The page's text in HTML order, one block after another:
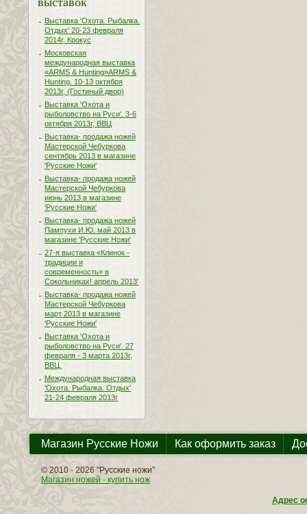
Выставка 'Охота. Рыбалка.
Отдых' 20-23 февраля
2014г, Крокус
Московская
международная выставка
«ARMS & Hunting»ARMS &
Hunting. 10-13 октября
2013г, (Гостиный двор)
Выставка 'Охота и
рыболовство на Руси'. 3-6
октября 2013г, ВВЦ
Выставка- продажа ножей
Мастерской Чебуркова
сентябрь 2013 в магазине
'Русские Ножи'
Выставка- продажа ножей
Мастерской Чебуркова
июнь 2013 в магазине
'Русские Ножи'
Выставка- продажа ножей
Пампухи И.Ю. май 2013 в
магазине 'Русские Ножи'
27-я выставка «Клинок -
традиции и
современность» в
Сокольниках! апрель 2013'
Выставка- продажа ножей
Мастерской Чебуркова
март 2013 в магазине
'Русские Ножи'
Выставка 'Охота и
рыболовство на Руси'. 27
февраля - 3 марта 2013г,
ВВЦ.
Международная выставка
'Охота. Рыбалка. Отдых'
21-24 февраля 2013г
Магазин Русские Ножи Как оформить заказ
© 2010 - 2026 "Русские ножи"
Магазин ножей - купить нож
Адрес